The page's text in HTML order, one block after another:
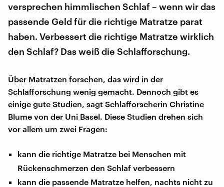
versprechen himmlischen Schlaf – wenn wir das
passende Geld für die richtige Matratze parat
haben. Verbessert die richtige Matratze wirklich
den Schlaf? Das weiß die Schlafforschung.
Über Matratzen forschen, das wird in der
Schlafforschung wenig gemacht. Dennoch gibt es
einige gute Studien, sagt Schlafforscherin Christine
Blume von der Uni Basel. Diese Studien drehen sich
vor allem um zwei Fragen:
kann die richtige Matratze bei Menschen mit
Rückenschmerzen den Schlaf verbessern
kann die passende Matratze helfen, nachts nicht zu